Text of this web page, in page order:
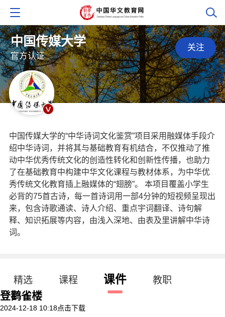
中国传媒大学
官方认证
中国传媒大学的“中华诗词文化鉴赏”项目采用融媒体手段介
绍中华诗词，并将其与基础教育有机结合，不仅推动了推
动中华优秀传统文化的创造性转化和创新性传播，也助力
了在基础教育中构建中华文化课程与教材体系，为中华优
秀传统文化教育插上融媒体的“翅膀”。 本项目覆盖小学生
必背的75首古诗，每一首诗词用一部4分钟的短视频呈现出
来，包含诗歌通读、诗人介绍、重点宇词翻译、诗句解
释、知识拓展等内容，由浅入深地、由表及里讲解中华诗
词。
关注
精选 课程 课件 教职
登鹳雀楼
2024-12-18 10:18点击下载